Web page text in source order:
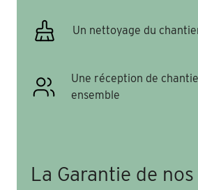
Un nettoyage du
Une réception de
ensemble
La Garantie de